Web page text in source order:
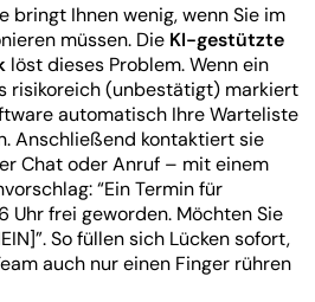
bringt Ihnen wenig, wenn Sie im
müssen. Die KI-gestützte
löst dieses Problem. Wenn ein
risikoreich (unbestätigt) markiert
automatisch Ihre Warteliste
Anschließend kontaktiert sie
Chat oder Anruf – mit einem
“Ein Termin für
Uhr frei geworden. Möchten Sie
So füllen sich Lücken sofort,
auch nur einen Finger rühren